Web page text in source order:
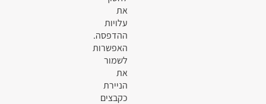
את
עלויות
ההדפסה.
האפשרות
לשמור
את
הניירת
כקבצים